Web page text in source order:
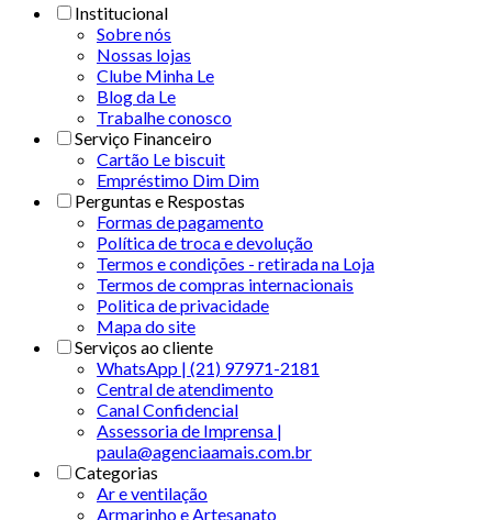
Institucional
Sobre nós
Nossas lojas
Clube Minha Le
Blog da Le
Trabalhe conosco
Serviço Financeiro
Cartão Le biscuit
Empréstimo Dim Dim
Perguntas e Respostas
Formas de pagamento
Política de troca e devolução
Termos e condições - retirada na Loja
Termos de compras internacionais
Politica de privacidade
Mapa do site
Serviços ao cliente
WhatsApp | (21) 97971-2181
Central de atendimento
Canal Confidencial
Assessoria de Imprensa |
paula@agenciaamais.com.br
Categorias
Ar e ventilação
Armarinho e Artesanato